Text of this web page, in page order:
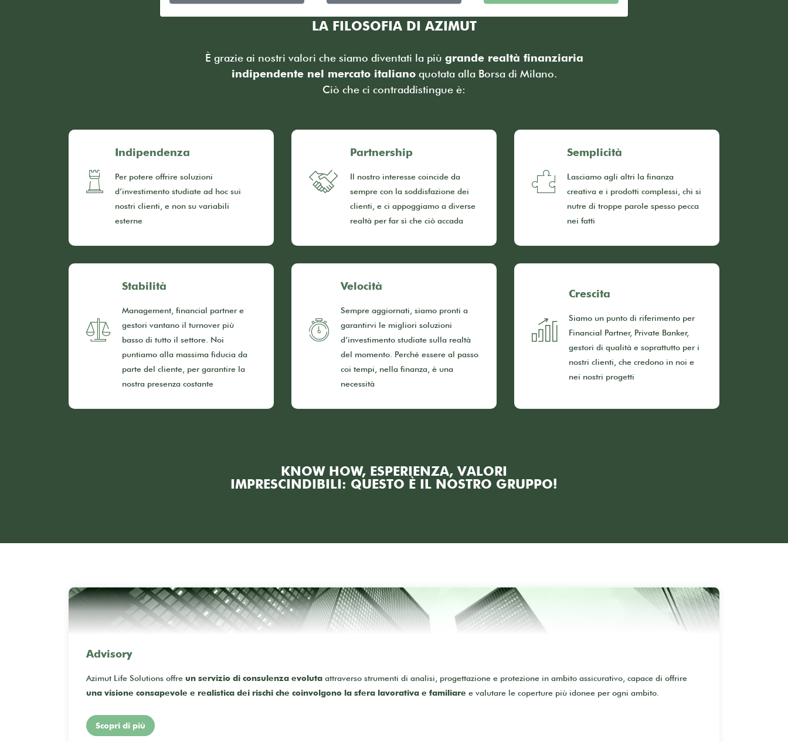
LA FILOSOFIA DI AZIMUT
È grazie ai nostri valori che siamo diventati la più grande realtà finanziaria
indipendente nel mercato italianoquotata alla Borsa di Milano.
Ciò che ci contraddistingue è:
Indipendenza
Per potere offrire soluzioni
d’investimento studiate ad hoc sui
nostri clienti, e non su variabili
esterne
Partnership
Il nostro interesse coincide da
sempre con la soddisfazione dei
clienti, e ci appoggiamo a diverse
realtà per far sì che ciò accada
Semplicità
Lasciamo agli altri la finanza
creativa e i prodotti complessi, chi si
nutre di troppe parole spesso pecca
nei fatti
Stabilità
Management, financial partner e
gestori vantano il turnover più
basso di tutto il settore. Noi
puntiamo alla massima fiducia da
parte del cliente, per garantire la
nostra presenza costante
Velocità
Sempre aggiornati, siamo pronti a
garantirvi le migliori soluzioni
d’investimento studiate sulla realtà
del momento. Perché essere al passo
coi tempi, nella finanza, è una
necessità
Crescita
Siamo un punto di riferimento per
Financial Partner, Private Banker,
gestori di qualità e soprattutto per i
nostri clienti, che credono in noi e
nei nostri progetti
KNOW HOW, ESPERIENZA, VALORI
IMPRESCINDIBILI: QUESTO È IL NOSTRO GRUPPO!
Advisory
Azimut Life Solutions offre un servizio di consulenza evoluta attraverso strumenti di analisi, progettazione e protezione in ambito assicurativo, capace di offrire
una visione consapevole e realistica dei rischi che coinvolgono la sfera lavorativa e familiare e valutare le coperture più idonee per ogni ambito.
Scopri di più